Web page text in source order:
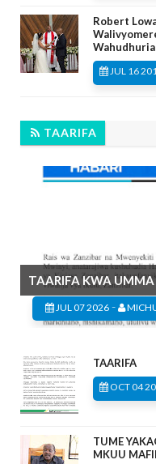
Robert
JUL 16
TAARIFA
TAARIFA KWA UMMA
JUL 07 2026 -
TAARIFA
OCT 04
TUME
MKUU